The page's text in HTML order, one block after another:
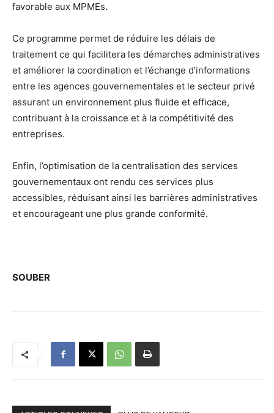
favorable aux MPMEs.
Ce programme permet de réduire les délais de
traitement ce qui facilitera les démarches administratives
et améliorer la coordination et l’échange d’informations
entre les agences gouvernementales et le secteur privé
assurant un environnement plus fluide et efficace,
contribuant à la croissance et à la compétitivité des
entreprises.
Enfin, l’optimisation de la centralisation des services
gouvernementaux ont rendu ces services plus
accessibles, réduisant ainsi les barrières administratives
et encourageant une plus grande conformité.
SOUBER